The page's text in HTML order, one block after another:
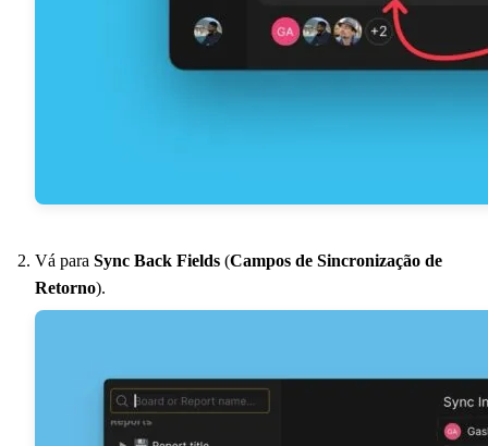
Vá para Sync Back Fields (Campos de Sincronização de
Retorno).